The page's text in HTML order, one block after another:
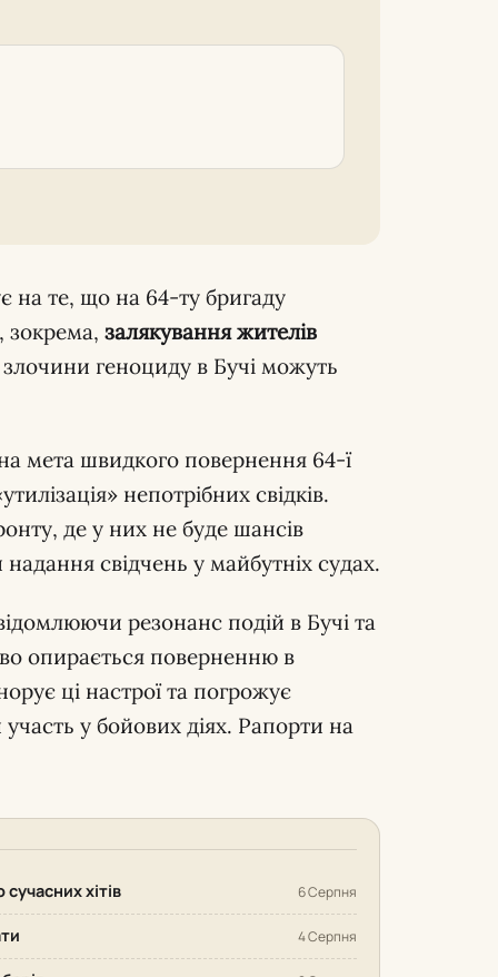
на те, що на 64-ту бригаду
зокрема, залякування жителів
злочини геноциду в Бучі можуть
мета швидкого повернення 64-ї
непотрібних свідків.
де у них не буде шансів
свідчень у майбутніх судах.
резонанс подій в Бучі та
опирається поверненню в
ці настрої та погрожує
у бойових діях. Рапорти на
хітів 6 Серпня
4 Серпня